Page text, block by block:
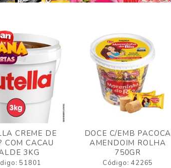
CREME DE
COM CACAU
3KG
51801
DOCE C/EMB PACOCA
AMENDOIM ROLHA
750GR
Código: 42265